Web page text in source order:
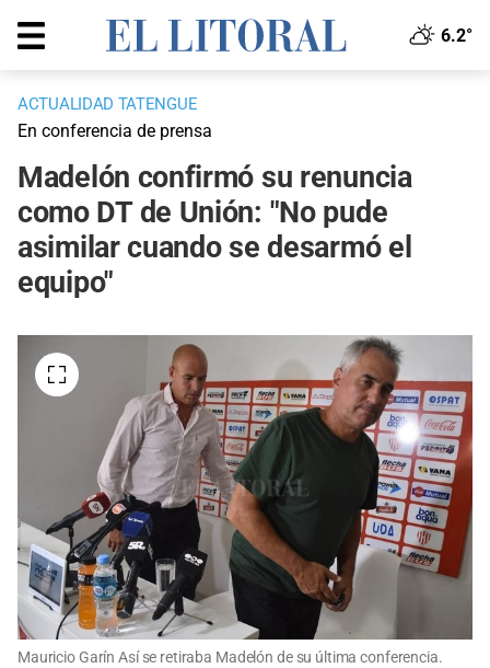
6.2°
ACTUALIDAD TATENGUE
En conferencia de prensa
Madelón confirmó su renuncia
como DT de Unión: "No pude
asimilar cuando se desarmó el
equipo"
Mauricio Garín Así se retiraba Madelón de su última conferencia.